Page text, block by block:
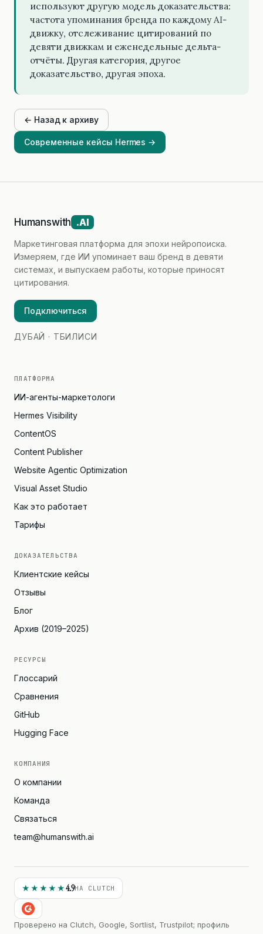
используют другую модель доказательства:
частота упоминания бренда по каждому AI-
движку, отслеживание цитирований по
девяти движкам и еженедельные дельта-
отчёты. Другая категория, другое
доказательство, другая эпоха.
← Назад к архиву
Современные кейсы Hermes →
Humanswith .AI
Маркетинговая платформа для эпохи нейропоиска.
Измеряем, где ИИ упоминает ваш бренд в девяти
системах, и выпускаем работы, которые приносят
цитирования.
Подключиться
ДУБАЙ · ТБИЛИСИ
ПЛАТФОРМА
ИИ-агенты-маркетологи
Hermes Visibility
ContentOS
Content Publisher
Website Agentic Optimization
Visual Asset Studio
Как это работает
Тарифы
ДОКАЗАТЕЛЬСТВА
Клиентские кейсы
Отзывы
Блог
Архив (2019–2025)
РЕСУРСЫ
Глоссарий
Сравнения
GitHub
Hugging Face
КОМПАНИЯ
О компании
Команда
Связаться
team@humanswith.ai
★★★★★4.9НА CLUTCH
Проверено на Clutch, Google, Sortlist, Trustpilot; профиль